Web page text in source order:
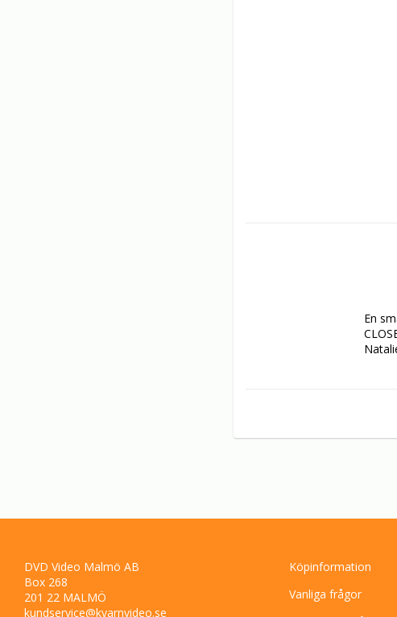
En
DVD Video Malmö AB
Box 268
201 22 MALMÖ
kundservice@kvarnvideo.se
Köpinformation
Vanliga frågor